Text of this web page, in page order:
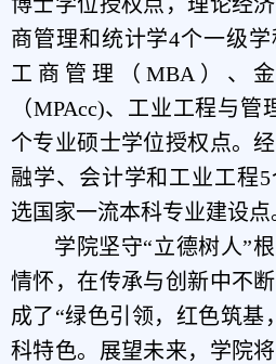
商管理和统计学4个一级学
工商管理（MBA）、
（MPAcc)、工业工程与
个专业硕士学位授权点。
融学、会计学和工业工程
选国家一流本科专业建设点
学院坚守“立德树人”
情怀，在传承与创新中不
成了“绿色引领，红色筑基
科特色。展望未来，学院